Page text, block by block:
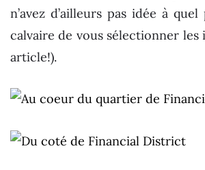
n’avez d’ailleurs pas idée à
calvaire de vous sélectionner les
article!).